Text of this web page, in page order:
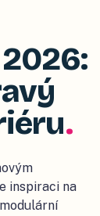
.
inspiraci na